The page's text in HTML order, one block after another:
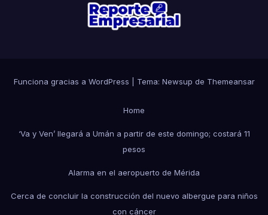
Funciona gracias a WordPress Tema: Newsup de Themeansar
Home
‘Va y Ven’ llegará a Umán a partir de este domingo; costará 11
pesos
Alarma en el aeropuerto de Mérida
Cerca de concluir la construcción del nuevo albergue para niños
con cáncer